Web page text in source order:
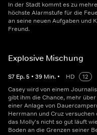
In der Stadt kommt es zu
höchste Alarmstufe für die
an seine neuen Aufgaben und
Freund.
Explosive Mischung
S7 Ep.5 • 39 Min. • HD
12
Casey wird von einem
gibt ihm die Chance, mehr
einer Anlage von
Herrmann und Cruz
das Molly's nicht so gut läuft
Boden an die Grenzen seiner